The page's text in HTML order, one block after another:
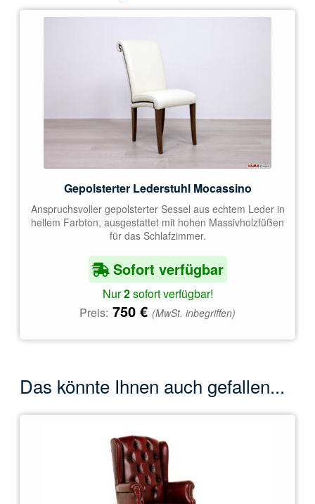
Gepolsterter Lederstuhl Mocassino
Anspruchsvoller gepolsterter Sessel aus echtem Leder in
hellem Farbton, ausgestattet mit hohen Massivholzfüßen
für das Schlafzimmer.
Sofort verfügbar
Nur2sofort verfügbar!
Preis: 750 € (MwSt. inbegriffen)
Das könnte Ihnen auch gefallen...